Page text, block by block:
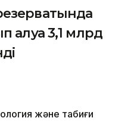
алуға 3,1 млрд
және табиғи